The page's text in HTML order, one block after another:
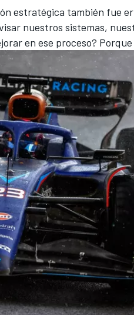
estratégica también fue
nuestros sistemas,
en ese proceso?